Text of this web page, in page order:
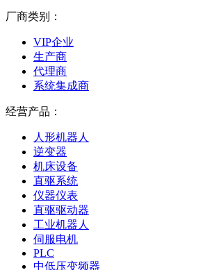
厂商类别：
VIP企业
生产商
代理商
系统集成商
经营产品：
人形机器人
逆变器
机床设备
直驱系统
仪器仪表
直驱驱动器
工业机器人
伺服电机
PLC
中低压变频器